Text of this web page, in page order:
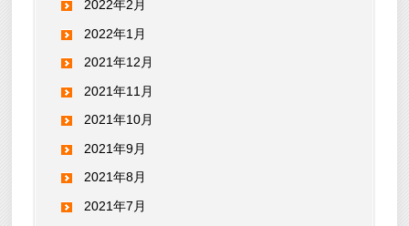
2022年2月
2022年1月
2021年12月
2021年11月
2021年10月
2021年9月
2021年8月
2021年7月